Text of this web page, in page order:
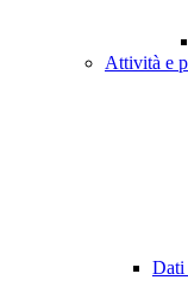
Attività e
Dati